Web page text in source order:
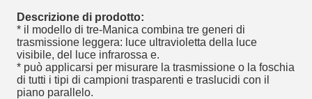
Descrizione di prodotto:
* il modello di tre-Manica combina tre generi di
trasmissione leggera: luce ultravioletta della luce
visibile, del luce infrarossa e.
* può applicarsi per misurare la trasmissione o la foschia
di tutti i tipi di campioni trasparenti e traslucidi con il
piano parallelo.